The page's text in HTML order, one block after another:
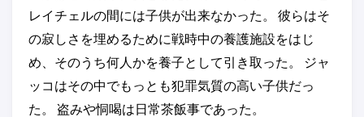
レイチェルの間には子供が出来なかった。 彼らはそ
の寂しさを埋めるために戦時中の養護施設をはじ
め、そのうち何人かを養子として引き取った。 ジャ
ッコはその中でもっとも犯罪気質の高い子供だっ
た。 盗みや恫喝は日常茶飯事であった。